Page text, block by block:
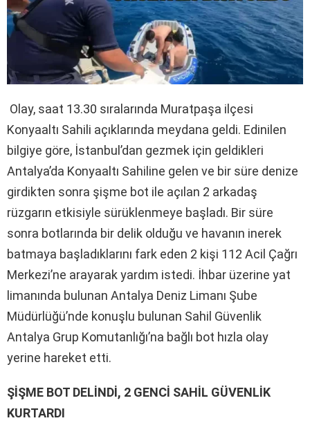
Olay, saat 13.30 sıralarında Muratpaşa ilçesi
Konyaaltı Sahili açıklarında meydana geldi. Edinilen
bilgiye göre, İstanbul’dan gezmek için geldikleri
Antalya’da Konyaaltı Sahiline gelen ve bir süre denize
girdikten sonra şişme bot ile açılan 2 arkadaş
rüzgarın etkisiyle sürüklenmeye başladı. Bir süre
sonra botlarında bir delik olduğu ve havanın inerek
batmaya başladıklarını fark eden 2 kişi 112 Acil Çağrı
Merkezi’ne arayarak yardım istedi. İhbar üzerine yat
limanında bulunan Antalya Deniz Limanı Şube
Müdürlüğü’nde konuşlu bulunan Sahil Güvenlik
Antalya Grup Komutanlığı’na bağlı bot hızla olay
yerine hareket etti.
ŞİŞME BOT DELİNDİ, 2 GENCİ SAHİL GÜVENLİK
KURTARDI